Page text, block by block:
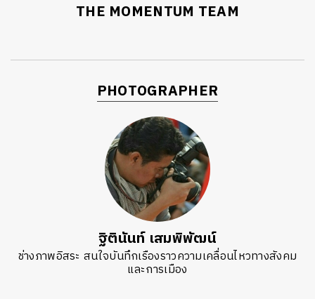
THE MOMENTUM TEAM
PHOTOGRAPHER
ฐิตินันท์ เสมพิพัฒน์
ช่างภาพอิสระ สนใจบันทึกเรืองราวความเคลื่อนไหวทางสังคม
และการเมือง